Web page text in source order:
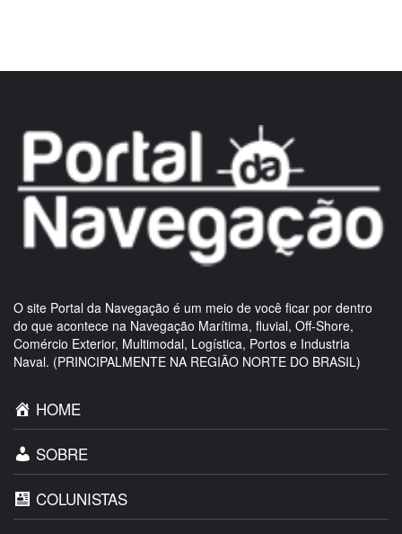
O site Portal da Navegação é um meio de você ficar por dentro
do que acontece na Navegação Marítima, fluvial, Off-Shore,
Comércio Exterior, Multimodal, Logística, Portos e Industria
Naval. (PRINCIPALMENTE NA REGIÃO NORTE DO BRASIL)
HOME
COLUNISTAS
NOTÍCIAS
ANIVERSARIANTES
CONTATO